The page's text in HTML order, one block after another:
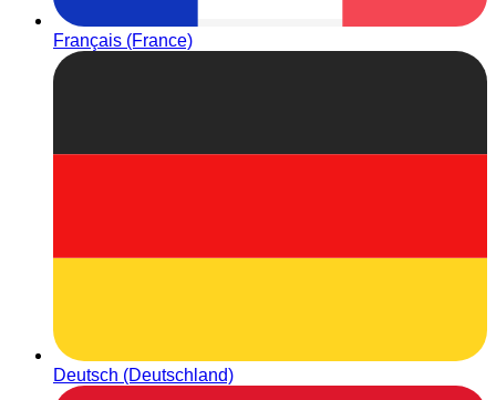
Français (France)
Deutsch (Deutschland)